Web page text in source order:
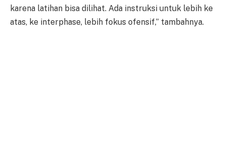
karena latihan bisa dilihat. Ada instruksi untuk lebih ke
atas, ke interphase, lebih fokus ofensif,” tambahnya.